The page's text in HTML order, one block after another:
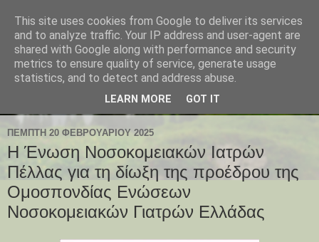
ΠΈΜΠΤΗ 20 ΦΕΒΡΟΥΑΡΊΟΥ 2025
Η Ένωση Νοσοκομειακών Ιατρών
Πέλλας για τη δίωξη της προέδρου της
Ομοσπονδίας Ενώσεων
Νοσοκομειακών Γιατρών Ελλάδας
This site uses cookies from Google to deliver its services
and to analyze traffic. Your IP address and user-agent are
shared with Google along with performance and security
metrics to ensure quality of service, generate usage
statistics, and to detect and address abuse.
LEARN MORE GOT IT